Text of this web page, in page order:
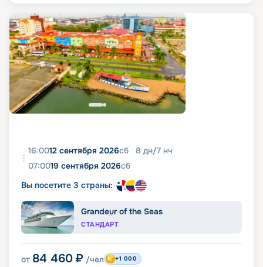
16:0012 сентября 2026сб 8 дн/7 нч
07:0019 сентября 2026сб
Вы посетите 3 страны:
Grandeur of the Seas
СТАНДАРТ
от 84 460 ₽ /чел +1 000